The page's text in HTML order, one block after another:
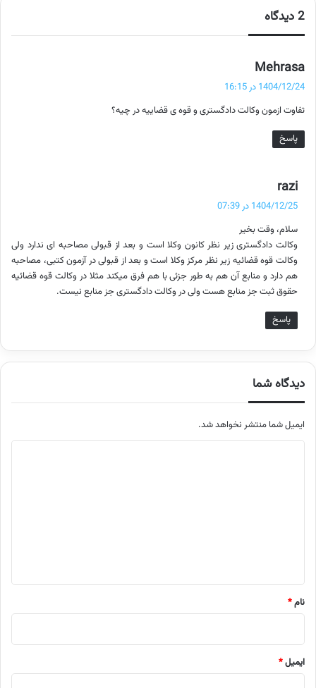
2 دیدگاه
Mehrasa
:
1404/12/24 در 16:15
تفاوت ازمون وکالت دادگستری و قوه ی قضاییه در چیه؟
پاسخ
razi
ف
1404/12/25 در 07:39
سلام، وقت بخیر
وکالت دادگستری زیر نظر کانون وکلا است و بعد از قبولی مصاحبه ای ندارد ولی
وکالت قوه قضائیه زیر نظر مرکز وکلا است و بعد از قبولی در آزمون کتبی، مصاحبه
هم دارد و منابع آن هم به طور جزئی با هم فرق میکند مثلا در وکالت قوه قضائیه
حقوق ثبت جز منابع هست ولی در وکالت دادگستری جز منابع نیست.
پاسخ
دیدگاه شما
ایمیل شما منتشر نخواهد شد.
ا
ه
نام*
ایمیل*